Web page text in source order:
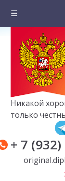
☰
О компании
Цены на
Вопросы и
Отзывы
Оплата и
Контакты
Никакой
только
+ 7